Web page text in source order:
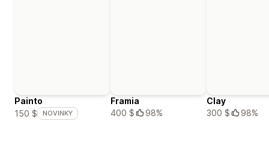
Painto
150 $
NOVINKY
Framia
400 $
98%
Clay
300 $
98%